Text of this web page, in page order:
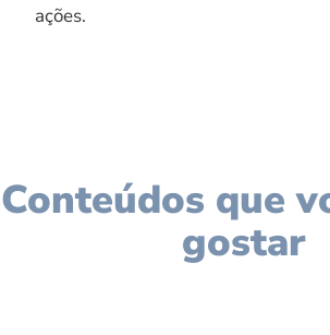
ações.
Conteúdos que
gostar